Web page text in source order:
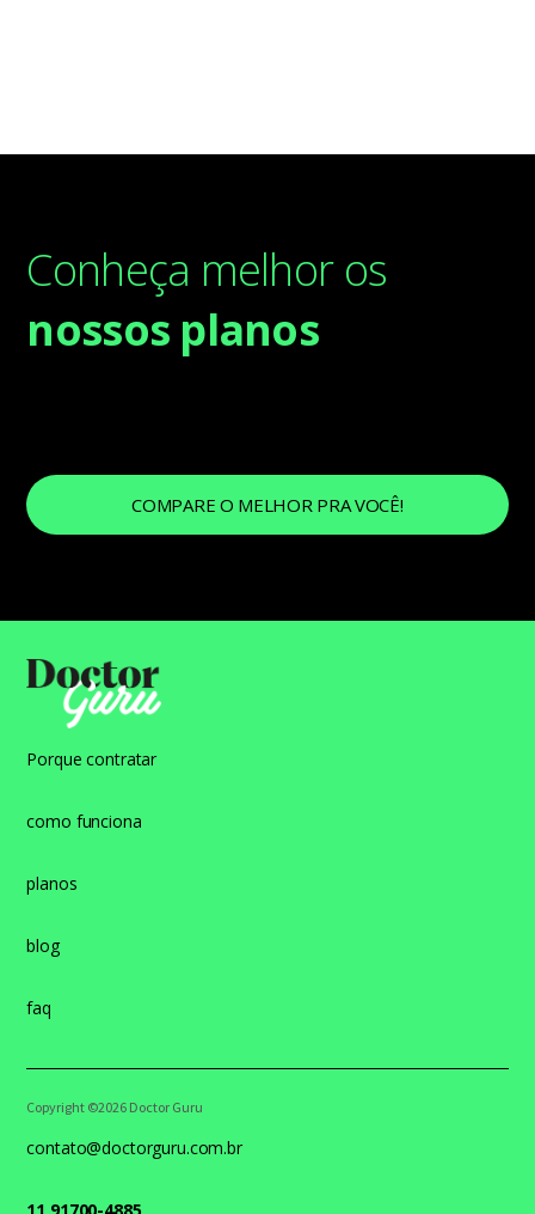
Conheça melhor os
nossos planos
COMPARE O MELHOR PRA VOCÊ!
Porque contratar
como funciona
planos
blog
faq
Copyright ©2026 Doctor Guru
contato@doctorguru.com.br